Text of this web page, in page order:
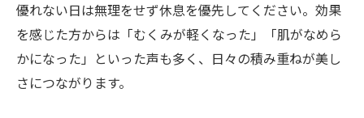
優れない日は無理をせず休息を優先してください。効果
を感じた方からは「むくみが軽くなった」「肌がなめら
かになった」といった声も多く、日々の積み重ねが美し
さにつながります。